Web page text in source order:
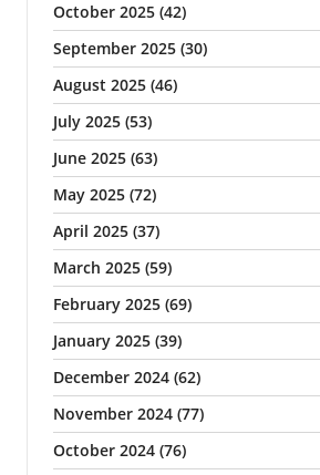
October 2025 (42)
September 2025 (30)
August 2025 (46)
July 2025 (53)
June 2025 (63)
May 2025 (72)
April 2025 (37)
March 2025 (59)
February 2025 (69)
January 2025 (39)
December 2024 (62)
November 2024 (77)
October 2024 (76)